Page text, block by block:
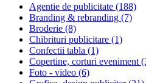
Agentie de publicitate (188)
Branding & rebranding (7)
Broderie (8)
Chibrituri publicitare (1)
Confectii tabla (1)
Copertine, corturi eveniment
Foto - video (6)